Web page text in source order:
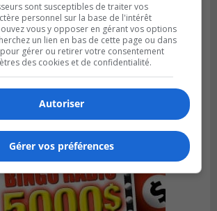
à 06h57
est candidate pour le PLQ
sont susceptibles de traiter vos
personnel sur la base de l'intérêt
vous y opposer en gérant vos options
un lien en bas de cette page ou dans
gérer ou retirer votre consentement
des cookies et de confidentialité.
Autoriser
Gérer vos préférences